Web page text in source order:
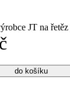
JT na